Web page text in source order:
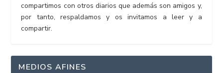
compartimos con otros diarios que además son amigos y,
por tanto, respaldamos y os invitamos a leer y a
compartir.
MEDIOS AFINES